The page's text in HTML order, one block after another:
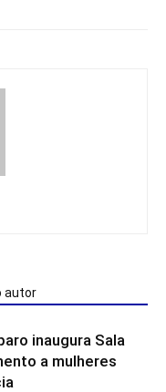
autor
inaugura Sala
a mulheres